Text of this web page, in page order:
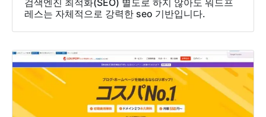
검색엔진 최적화(SEO) 별도로 하지 않아도 워드프
레스는 자체적으로 강력한 seo 기반입니다.